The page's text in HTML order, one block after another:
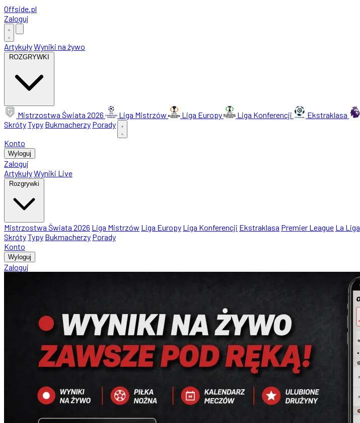
Offside.pl
Zaloguj
ArtykułyWyniki na żywo
ROZGRYWKI
Mistrzostwa Świata 2026 Liga Mistrzów Liga Europy Liga Konferencji Ekstraklasa
SkrótyTypy Bukmacherzy Porady
Konto
Wyloguj
Zaloguj
ArtykułyWyniki Live
Rozgrywki
Mistrzostwa Świata 2026 Liga Mistrzów Liga Europy Liga Konferencji Ekstraklasa Premier League La Liga
SkrótyTypy Bukmacherzy Porady
Konto
Wyloguj
Zaloguj